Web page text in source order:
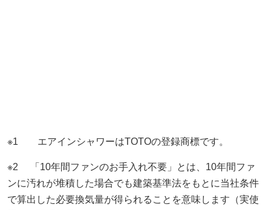
※1 エアインシャワーはTOTOの登録商標です。
※2 「10年間ファンのお手入れ不要」とは、10年間ファ
ンに汚れが堆積した場合でも建築基準法をもとに当社条件
で算出した必要換気量が得られることを意味します（実使